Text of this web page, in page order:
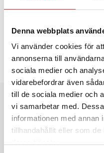
Denna webbplats
Vi använder cookies för
annonserna till
sociala medier och
vidarebefordrar även
till de sociala medier och
vi samarbetar med.
informationen med annan
tillhandahållit eller som
Andra läser
3 juni 2026
Klart:
kronor